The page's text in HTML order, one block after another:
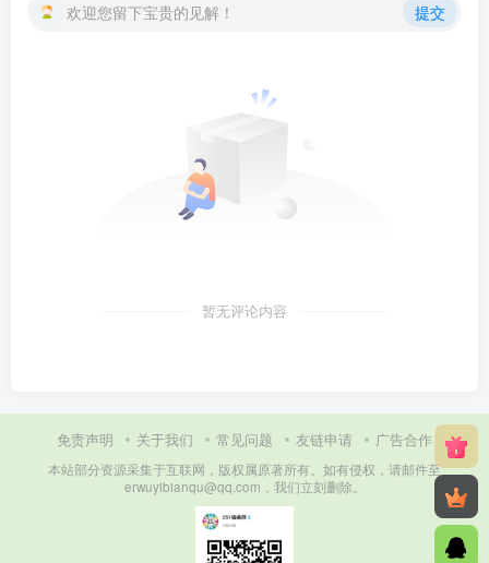
欢迎您留下宝贵的见解！ 提交
暂无评论内容
免责声明 关于我们 常见问题 友链申请 广告合作
本站部分资源采集于互联网，版权属原著所有。如有侵权，请邮件至
erwuyibianqu@qq.com，我们立刻删除。